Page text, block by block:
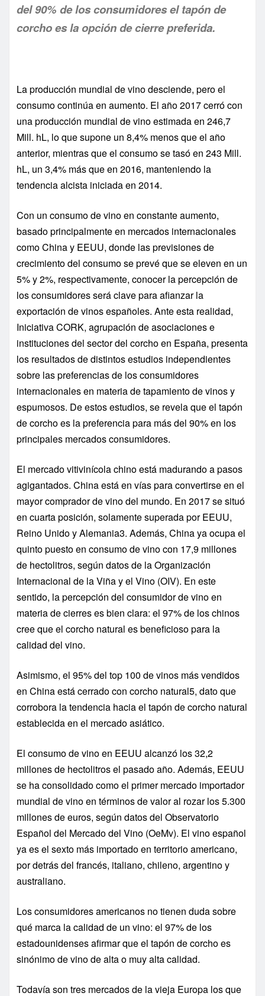
del 90% de los consumidores el tapón de
corcho es la opción de cierre preferida.
La producción mundial de vino desciende, pero el
consumo continúa en aumento. El año 2017 cerró con
una producción mundial de vino estimada en 246,7
Mill. hL, lo que supone un 8,4% menos que el año
anterior, mientras que el consumo se tasó en 243 Mill.
hL, un 3,4% más que en 2016, manteniendo la
tendencia alcista iniciada en 2014.
Con un consumo de vino en constante aumento,
basado principalmente en mercados internacionales
como China y EEUU, donde las previsiones de
crecimiento del consumo se prevé que se eleven en un
5% y 2%, respectivamente, conocer la percepción de
los consumidores será clave para afianzar la
exportación de vinos españoles. Ante esta realidad,
Iniciativa CORK, agrupación de asociaciones e
instituciones del sector del corcho en España, presenta
los resultados de distintos estudios independientes
sobre las preferencias de los consumidores
internacionales en materia de tapamiento de vinos y
espumosos. De estos estudios, se revela que el tapón
de corcho es la preferencia para más del 90% en los
principales mercados consumidores.
El mercado vitivinícola chino está madurando a pasos
agigantados. China está en vías para convertirse en el
mayor comprador de vino del mundo. En 2017 se situó
en cuarta posición, solamente superada por EEUU,
Reino Unido y Alemania3. Además, China ya ocupa el
quinto puesto en consumo de vino con 17,9 millones
de hectolitros, según datos de la Organización
Internacional de la Viña y el Vino (OIV). En este
sentido, la percepción del consumidor de vino en
materia de cierres es bien clara: el 97% de los chinos
cree que el corcho natural es beneficioso para la
calidad del vino.
Asimismo, el 95% del top 100 de vinos más vendidos
en China está cerrado con corcho natural5, dato que
corrobora la tendencia hacia el tapón de corcho natural
establecida en el mercado asiático.
El consumo de vino en EEUU alcanzó los 32,2
millones de hectolitros el pasado año. Además, EEUU
se ha consolidado como el primer mercado importador
mundial de vino en términos de valor al rozar los 5.300
millones de euros, según datos del Observatorio
Español del Mercado del Vino (OeMv). El vino español
ya es el sexto más importado en territorio americano,
por detrás del francés, italiano, chileno, argentino y
australiano.
Los consumidores americanos no tienen duda sobre
qué marca la calidad de un vino: el 97% de los
estadounidenses afirmar que el tapón de corcho es
sinónimo de vino de alta o muy alta calidad.
Todavía son tres mercados de la vieja Europa los que